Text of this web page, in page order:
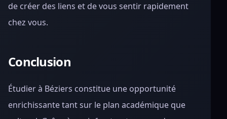
de créer des liens et de vous sentir rapidement
chez vous.
Conclusion
Étudier à Béziers constitue une opportunité
enrichissante tant sur le plan académique que